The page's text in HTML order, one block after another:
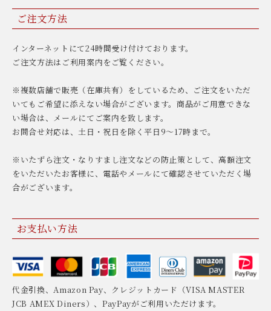
ご注文方法
インターネットにて24時間受け付けております。
ご注文方法はご利用案内をご覧ください。
※複数店舗で販売（在庫共有）をしているため、ご注文をいただ
いてもご希望に添えない場合がございます。商品がご用意できな
い場合は、メールにてご案内を致します。
お問合せ対応は、土日・祝日を除く平日9〜17時まで。
※いたずら注文・なりすまし注文などの防止策として、高額注文
をいただいたお客様に、電話やメールにて確認させていただく場
合がございます。
お支払い方法
代金引換、Amazon Pay、クレジットカード（VISA MASTER
JCB AMEX Diners）、PayPayがご利用いただけます。